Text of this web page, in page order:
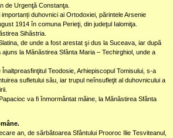
de Urgenţă Constanţa.
duhovnici ai Ortodoxiei, părintele Arsenie
1914 în comuna Perieţi, din judeţul Ialomiţa.
Sihăstria.
de unde a fost arestat şi dus la Suceava, iar după
la Mănăstirea Sfânta Maria – Techirghiol, unde a
Teodosie, Arhiepiscopul Tomisului, s-a
sufletului său, iar trupul neînsufleţit al duhovnicului a
va fi înmormântat mâine, la Mănăstirea Sfânta
an, de sărbătoarea Sfântului Prooroc Ilie Tesviteanul,